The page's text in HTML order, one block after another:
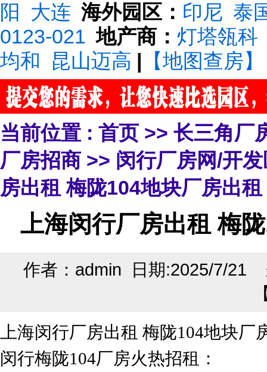
阳
大连 海外园区： 印尼 泰
0123-021 地产商： 灯塔瓴科
均和
昆山迈高 | 【地图查房】
当前位置 : 首页 >> 长三角厂
厂房招商 >> 闵行厂房网/开
房出租 梅陇104地块厂房出
上海闵行厂房出租 梅
作者：admin 日期:2025/7/21
上海闵行厂房出租 梅陇104地块厂
闵行梅陇104厂房火热招租：